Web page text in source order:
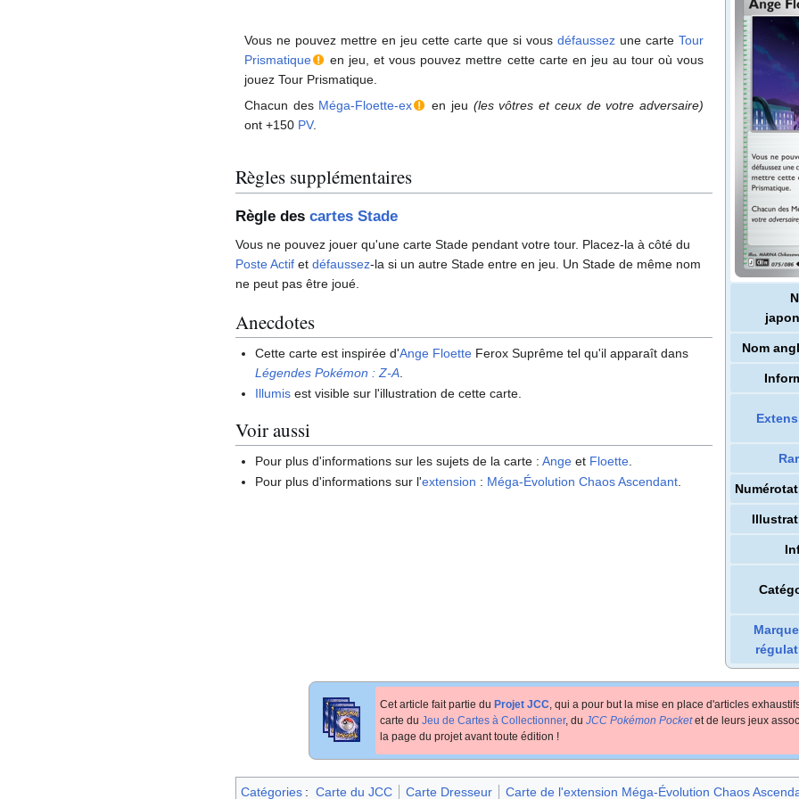
Nom
Vous ne pouvez mettre en jeu cette carte que si vous défaussez une carte Tour
Prismatique
en jeu, et vous pouvez mettre cette carte en jeu au tour où vous
jouez Tour Prismatique.
Chacun des Méga-Floette-ex en jeu (les vôtres et ceux de votre adversaire)
ont +150 PV.
Règles supplémentaires
Règle des cartes Stade
Vous ne pouvez jouer qu'une carte Stade pendant votre tour. Placez-la à côté du
Poste Actif et défaussez-la si un autre Stade entre en jeu. Un Stade de même nom
ne peut pas être joué.
Anecdotes
Cette carte est inspirée d'Ange Floette Ferox Suprême tel qu'il apparaît dans
Légendes Pokémon :Z-A
Illumis est visible sur l'illustration de cette carte.
Voir aussi
Pour plus d'informations sur les sujets de la carte :Ange et Floette
Pour plus d'informations sur l'extension : Méga-Évolution Chaos Ascendant
Cet article fait partie du Projet JCC, qui a pour but la mise en place d'articles
carte du Jeu de Cartes à Collectionner, du JCC Pokémon Pocketet de leurs jeux
la page du projet avant toute édition !
Catégories : Carte du JCC Carte Dresseur Carte de l'extension Méga-Évolution Chaos